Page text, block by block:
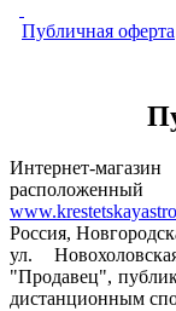
Публичная оферта
Интернет-
Россия,
ул.
"Продавец",
дистанционным